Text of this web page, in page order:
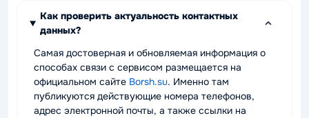
Как проверить актуальность контактных
данных?
Самая достоверная и обновляемая информация о
способах связи с сервисом размещается на
официальном сайте Borsh.su. Именно там
публикуются действующие номера телефонов,
адрес электронной почты, а также ссылки на